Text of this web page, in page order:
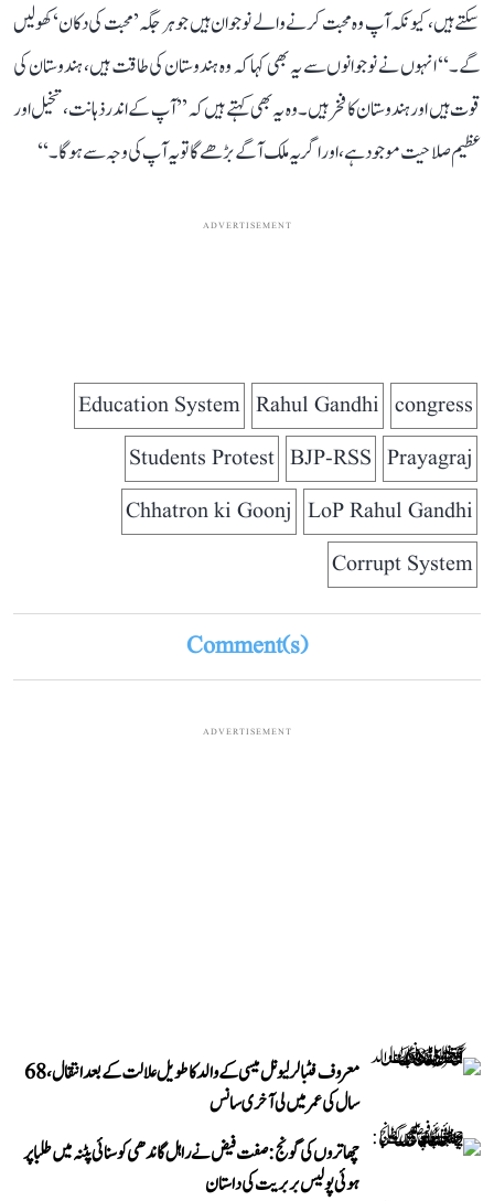
سکتے ہیں، کیونکہ آپ وہ محبت کرنے والے نوجوان ہیں جو ہر جگہ ’محبت کی دکان‘ کھولیں
گے۔‘‘ انہوں نے نوجوانوں سے یہ بھی کہا کہ وہ ہندوستان کی طاقت ہیں، ہندوستان کی
قوت ہیں اور ہندوستان کا فخر ہیں۔ وہ یہ بھی کہتے ہیں کہ ’’آپ کے اندر ذہانت، تخیل اور
عظیم صلاحیت موجود ہے، اور اگر یہ ملک آگے بڑھے گا تو یہ آپ کی وجہ سے ہوگا۔‘‘
ADVERTISEMENT
congress
Rahul Gandhi
Education System
Prayagraj
BJP-RSS
Students Protest
LoP Rahul Gandhi
Chhatron ki Goonj
Corrupt System
Comment(s)
ADVERTISEMENT
معروف فٹبالر لیونل میسی کے والد کا طویل علالت کے بعد انتقال، 68
سال کی عمر میں لی آخری سانس
چھاتروں کی گونج: صفت فیض نے راہل گاندھی کو سنائی پٹنہ میں طلبا پر
ہوئی پولیس بربریت کی داستان